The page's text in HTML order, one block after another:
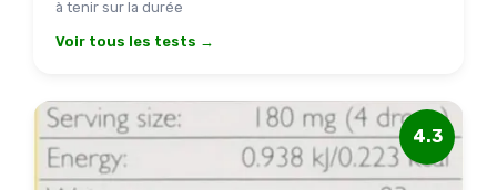
à tenir sur la durée
Voir tous les tests →
4.3